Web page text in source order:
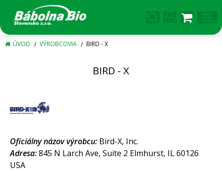
ÚVOD VÝROBCOVIA BIRD - X
BIRD - X
Oficiálny názov výrobcu: Bird-X, Inc.
Adresa:845 N Larch Ave, Suite 2 Elmhurst, IL 60126
USA